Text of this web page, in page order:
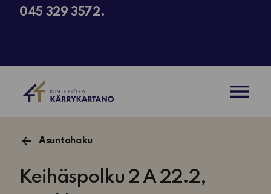
045 329 3572.
Asuntohaku
Keihäspolku 2 A 22.2,